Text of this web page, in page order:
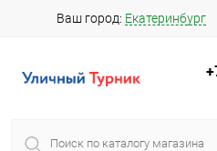
Ваш город: Екатеринбург